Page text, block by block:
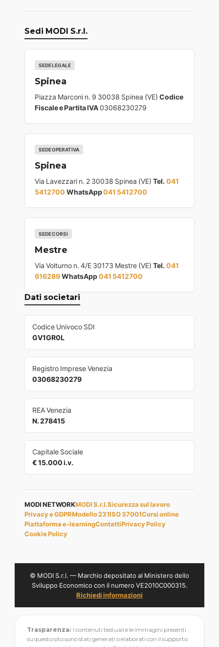
Sedi MODI S.r.l.
SEDE LEGALE
Spinea
Piazza Marconi n. 9 30038 Spinea (VE) Codice
Fiscale e Partita IVA03068230279
SEDE OPERATIVA
Spinea
Via Lavezzari n. 2 30038 Spinea (VE) Tel. 041
5412700 WhatsApp041 5412700
SEDE CORSI
Mestre
Via Volturno n. 4/E 30173 Mestre (VE) Tel. 041
616289WhatsApp041 5412700
Dati societari
Codice Univoco SDI
GV1GR0L
Registro Imprese Venezia
03068230279
REA Venezia
N. 278415
Capitale Sociale
€ 15.000 i.v.
MODI NETWORKMODI S.r.l.Sicurezza sul lavoro
Privacy e GDPRModello 231ISO 37001Corsi online
Piattaforma e-learningContattiPrivacy Policy
Cookie Policy
© MODI S.r.l. — Marchio depositato al Ministero dello
Sviluppo Economico con il numero VE2010C000315.
Richiedi informazioni
Trasparenza: I contenuti testuali e le immagini presenti
su questo sito sono stati generati o elaborati con il supporto